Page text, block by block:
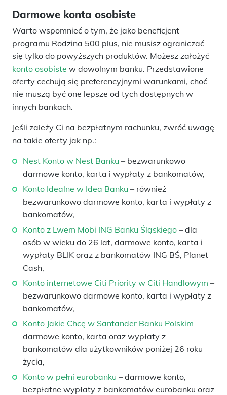
Darmowe konta osobiste
Warto wspomnieć o tym, że jako beneficjent
programu Rodzina 500 plus, nie musisz ograniczać
się tylko do powyższych produktów. Możesz założyć
konto osobiste w dowolnym banku. Przedstawione
oferty cechują się preferencyjnymi warunkami, choć
nie muszą być one lepsze od tych dostępnych w
innych bankach.
Jeśli zależy Ci na bezpłatnym rachunku, zwróć uwagę
na takie oferty jak np.:
Nest Konto w Nest Banku – bezwarunkowo
darmowe konto, karta i wypłaty z bankomatów,
Konto Idealne w Idea Banku – również
bezwarunkowo darmowe konto, karta i wypłaty z
bankomatów,
Konto z Lwem Mobi ING Banku Śląskiego – dla
osób w wieku do 26 lat, darmowe konto, karta i
wypłaty BLIK oraz z bankomatów ING BŚ, Planet
Cash,
Konto internetowe Citi Priority w Citi Handlowym –
bezwarunkowo darmowe konto, karta i wypłaty z
bankomatów,
Konto Jakie Chcę w Santander Banku Polskim –
darmowe konto, karta oraz wypłaty z
bankomatów dla użytkowników poniżej 26 roku
życia,
Konto w pełni eurobanku – darmowe konto,
bezpłatne wypłaty z bankomatów eurobanku oraz